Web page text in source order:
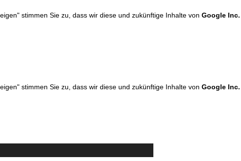
stimmen Sie zu, dass wir diese und zukünftige Inhalte von Google Inc.
stimmen Sie zu, dass wir diese und zukünftige Inhalte von Google Inc.